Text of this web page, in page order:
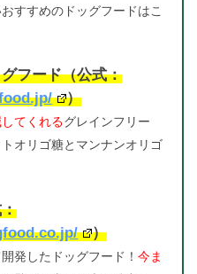
すすめのドッグフードはこ
フード（公式：
）
てくれるグレインフリー
オリゴ糖とマンナンオリゴ
）
発したドッグフード！今ま